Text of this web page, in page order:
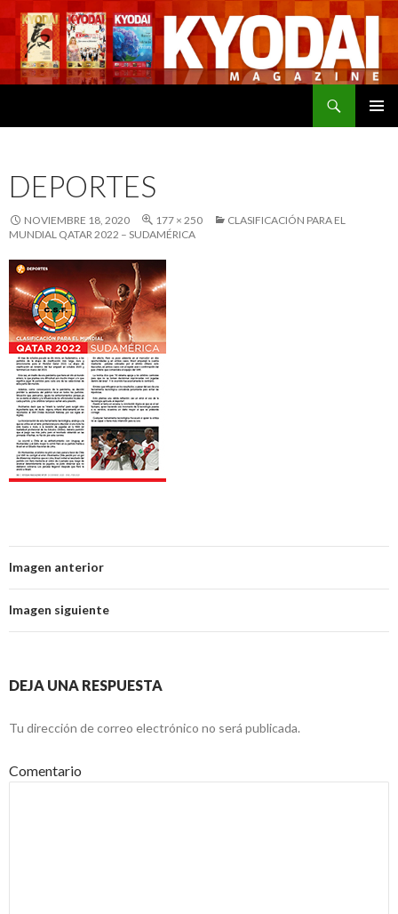
DEPORTES
NOVIEMBRE 18, 2020 177 × 250
CLASIFICACIÓN PARA EL
MUNDIAL QATAR 2022 – SUDAMÉRICA
Imagen anterior
Imagen siguiente
DEJA UNA RESPUESTA
Tu dirección de correo electrónico no será publicada.
Comentario